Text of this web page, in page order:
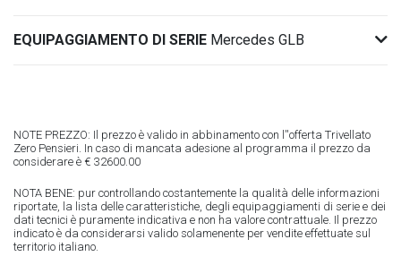
EQUIPAGGIAMENTO DI SERIE Mercedes GLB
NOTE PREZZO: Il prezzo è valido in abbinamento con l''offerta Trivellato
Zero Pensieri. In caso di mancata adesione al programma il prezzo da
considerare è € 32600.00
NOTA BENE: pur controllando costantemente la qualità delle informazioni
riportate, la lista delle caratteristiche, degli equipaggiamenti di serie e dei
dati tecnici è puramente indicativa e non ha valore contrattuale. Il prezzo
indicato è da considerarsi valido solamenente per vendite effettuate sul
territorio italiano.